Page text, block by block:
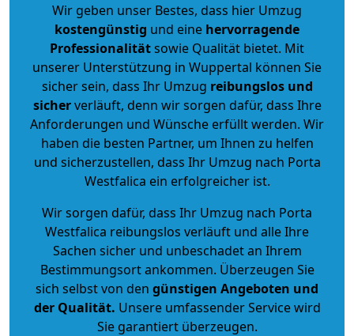
Wir geben unser Bestes, dass hier Umzug
kostengünstig und eine hervorragende
Professionalitätsowie Qualität bietet. Mit
unserer Unterstützung in Wuppertal können Sie
sicher sein, dass Ihr Umzug reibungslos und
sicherverläuft, denn wir sorgen dafür, dass Ihre
Anforderungen und Wünsche erfüllt werden. Wir
haben die besten Partner, um Ihnen zu helfen
und sicherzustellen, dass Ihr Umzug nach Porta
Westfalica ein erfolgreicher ist.
Wir sorgen dafür, dass Ihr Umzug nach Porta
Westfalica reibungslos verläuft und alle Ihre
Sachen sicher und unbeschadet an Ihrem
Bestimmungsort ankommen. Überzeugen Sie
sich selbst von den günstigen Angeboten und
der Qualität. Unsere umfassender Service wird
Sie garantiert überzeugen.